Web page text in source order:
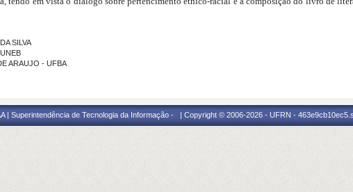
SILVA
ARAUJO - UFBA
| Superintendência de Tecnologia da Informação - | Copyright © 2006-2026 - UFRN -